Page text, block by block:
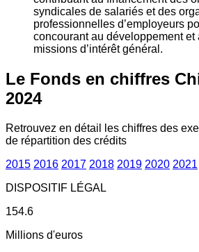
syndicales de salariés et des
professionnelles d’employeurs
concourant au développement et
missions d’intérêt général.
Le Fonds en chiffres
2024
Retrouvez en détail les chiffres des
de répartition des crédits
2015 2016 2017 2018 2019 2020 2021
DISPOSITIF LÉGAL
154.6
Millions d'euros